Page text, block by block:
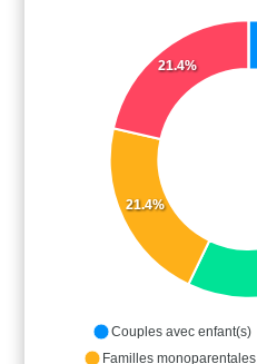
21.4%
21.4%
Couples avec enfant(s)
Familles monoparentales